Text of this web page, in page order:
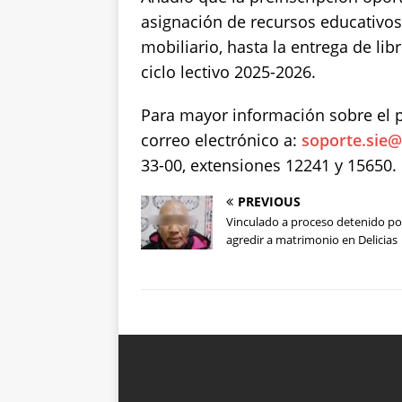
asignación de recursos
mobiliario, hasta la entrega de
ciclo lectivo 2025-2026.
Para mayor información sobre el
correo electrónico a:
33-00, extensiones 12241 y 15650.
PREVIOUS
Vinculado a proceso detenido
agredir a matrimonio en Delicias